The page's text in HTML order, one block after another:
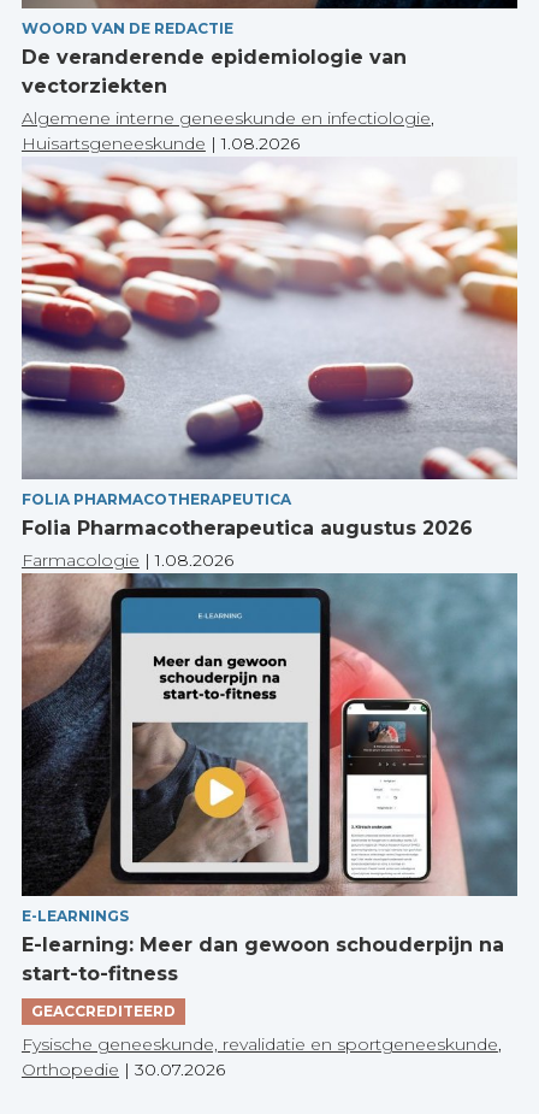
WOORD VAN DE REDACTIE
De veranderende epidemiologie van
vectorziekten
Algemene interne geneeskunde en infectiologie,
Huisartsgeneeskunde |1.08.2026
FOLIA PHARMACOTHERAPEUTICA
Folia Pharmacotherapeutica augustus 2026
Farmacologie |1.08.2026
E-LEARNINGS
E-learning: Meer dan gewoon schouderpijn na
start-to-fitness
GEACCREDITEERD
Fysische geneeskunde, revalidatie en sportgeneeskunde
Orthopedie | 30.07.2026